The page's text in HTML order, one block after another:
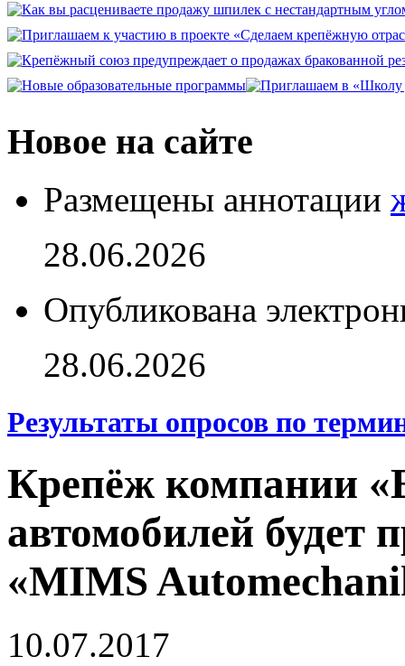
Новое на сайте
Размещены аннотации
28.06.2026
Опубликована
28.06.2026
Результаты опросов по
Крепёж компании
автомобилей будет
«MIMS
10.07.2017